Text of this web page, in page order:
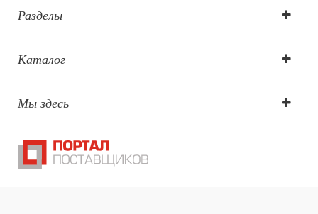
поверхностях,
Сигнальный
образец
тампопечати,
Сигнальный
образец
Разделы
Каталог
Мы здесь